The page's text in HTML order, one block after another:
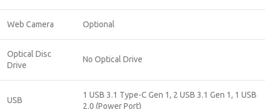
Web Camera Optional
Optical Disc
Drive
No Optical Drive
USB
1 USB 3.1 Type-C Gen 1, 2 USB 3.1 Gen 1, 1 USB
2.0 (Power Port)